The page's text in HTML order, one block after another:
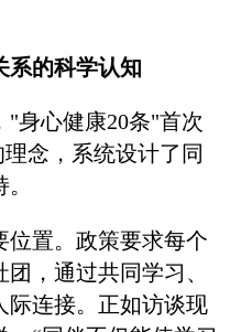
系的科学认知
"身心健康20条"首次
念，系统设计了同
位置。政策要求每个
，通过共同学习、
际连接。正如访谈现